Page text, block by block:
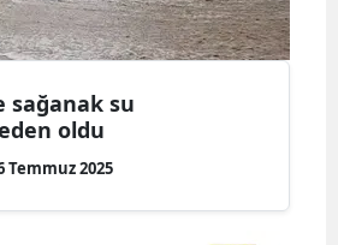
Çorum
Denizli
Diyarbakır
Edirne
Elazığ
sağanak su
oldu
Temmuz 2025